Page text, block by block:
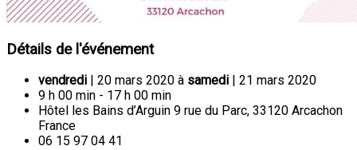
Détails de l'événement
vendredi | 20 mars 2020 à samedi | 21 mars 2020
9 h 00 min - 17 h 00 min
Hôtel les Bains d’Arguin 9 rue du Parc, 33120 Arcachon
France
06 15 97 04 41